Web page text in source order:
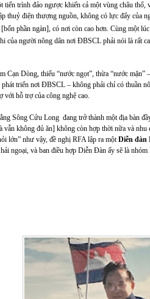
trình đảo ngược khiến cả một vùng châu thổ,
thuỷ điện thượng nguồn, không có lực đẩy của
[bốn phần ngàn], có nơi còn cao hơn. Cùng một
của người nông dân nơi ĐBSCL phải nói là rất
Cạn Dòng, thiếu “nước ngọt”, thừa “nước mặn”
triển nơi ĐBSCL – không phải chỉ có thuần
với hỗ trợ của công nghệ cao.
Sông Cửu Long đang trở thành một địa bàn
vẫn không đủ ăn] không còn hợp thời nữa và nhu
lớn” như vậy, đề nghị RFA lập ra mộtDiễn đàn
ngoại, và ban điều hợp Diễn Đàn ấy sẽ là